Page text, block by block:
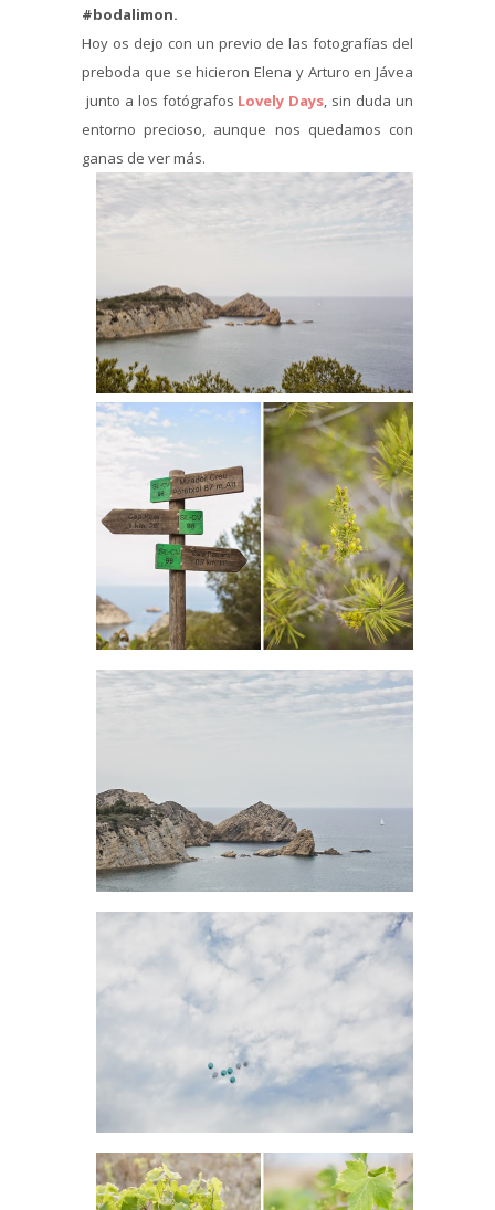
#bodalimon.
Hoy os dejo con un previo de las fotografías del
preboda que se hicieron Elena y Arturo en Jávea
junto a los fotógrafos Lovely Days , sin duda un
entorno precioso, aunque nos quedamos con
ganas de ver más.